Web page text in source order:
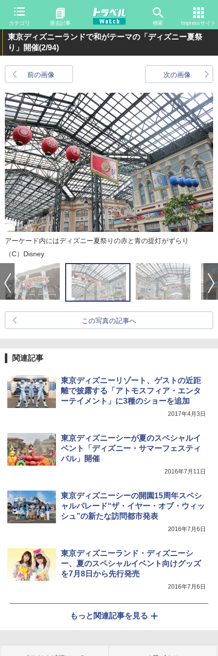
カテゴリ 過去記事 検索 Impressサイト
東京ディズニーランドで和がテーマの「ディズニー夏祭
り」開催(2/94)
前の画像 次の画像
アーケード内にはディズニー夏祭りの赤と青の提灯がずらり
（C）Disney
この写真の記事へ
関連記事
東京ディズニーリゾート、ゲストの近距
離で披露する「アトモスフィア・エンタ
ーテイメント」に3種のショーを追加
2017年4月3日
東京ディズニーシーが夏のスペシャルイ
ベント「ディズニー・サマーフェスティ
バル」開催
2016年7月11日
東京ディズニーシーの開園15周年スペシ
ャルパレード“ザ・イヤー・オブ・ウィッ
シュ”の新たな訪問都市発表
2016年7月6日
東京ディズニーランド・ディズニーシ
ー、夏のスペシャルイベント向けグッズ
を7月8日から先行発売
2016年7月6日
もっと関連記事を見る